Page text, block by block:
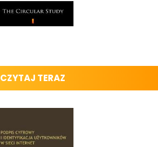
CZYTAJ TERAZ